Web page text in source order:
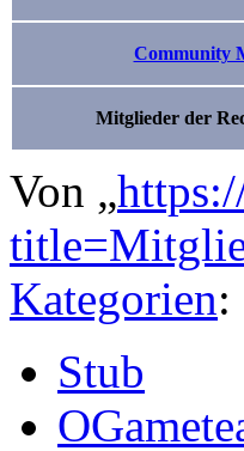
Community
Mitglieder der
Von „
Kategorien:
Stub